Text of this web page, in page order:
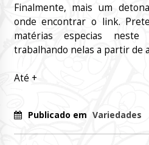
Finalmente, mais um
onde encontrar o link.
matérias especias
trabalhando nelas a partir de
Até +
Publicado em Variedades